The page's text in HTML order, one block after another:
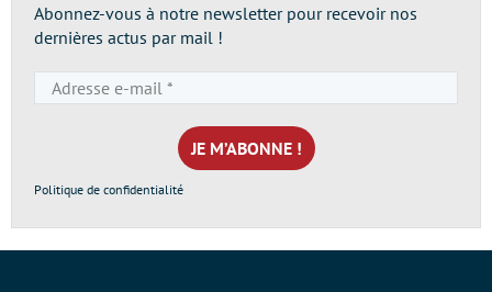
Abonnez-vous à notre newsletter pour recevoir nos
dernières actus par mail !
e-
mail
*
Politique de confidentialité